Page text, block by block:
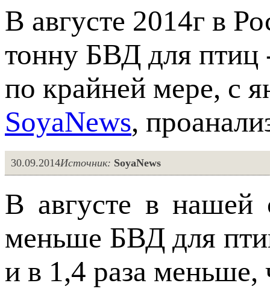
В августе 2014г в
тонну БВД для птиц
по крайней мере, с
SoyaNews,
30.09.2014Источник: SoyaNews
В августе в нашей
меньше БВД для
и в 1,4 раза меньше,